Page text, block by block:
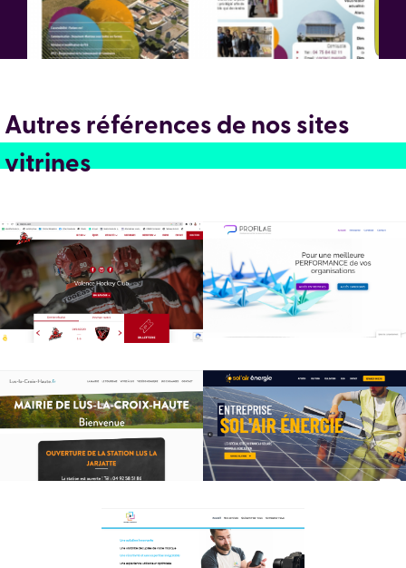
Autres références de nos sites
vitrines